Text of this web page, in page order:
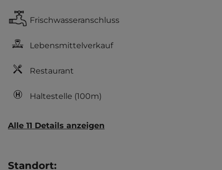
Frischwasseranschluss
Lebensmittelverkauf
Restaurant
Haltestelle (100m)
Alle 11 Details anzeigen
Standort: